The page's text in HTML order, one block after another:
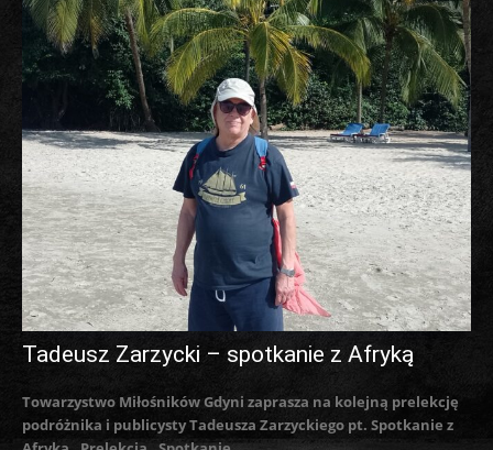
Tadeusz Zarzycki – spotkanie z Afryką
Towarzystwo Miłośników Gdyni zaprasza na kolejną prelekcję
podróżnika i publicysty Tadeusza Zarzyckiego pt. Spotkanie z